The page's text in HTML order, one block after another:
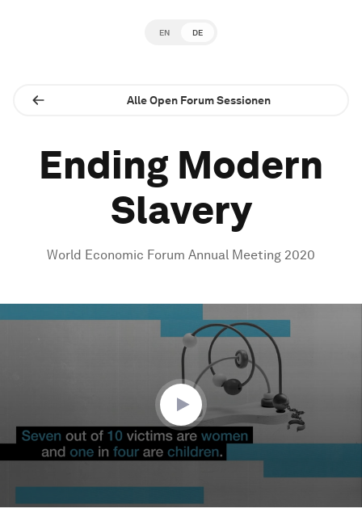
EN DE
Alle Open Forum Sessionen
Ending Modern
Slavery
World Economic Forum Annual Meeting 2020
seconds